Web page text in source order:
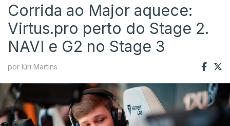
Corrida ao Major aquece:
Virtus.pro perto do Stage 2.
NAVI e G2 no Stage 3
por Iúri Martins